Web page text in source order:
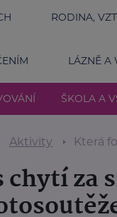
RODINA,
LÁZNĚ A
ŠKOLA A
Aktivity Která fotka
za